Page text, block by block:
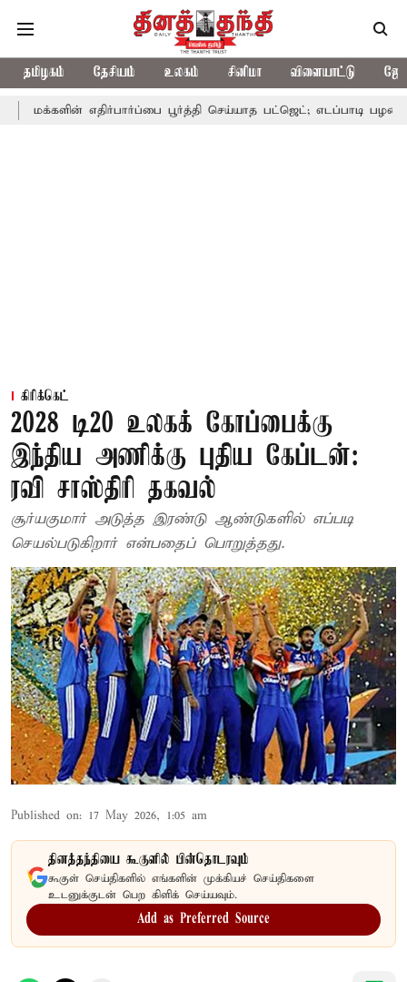
தமிழகம் தேசியம் உலகம் சினிமா விளையாட்டு
பூர்த்தி செய்யாத பட்ஜெட்; எடப்பாடி பழனிசாமி
கிரிக்கெட்
2028 டி20 உலகக் கோப்பைக்கு
இந்திய அணிக்கு புதிய கேப்டன்:
ரவி சாஸ்திரி தகவல்
சூர்யகுமார் அடுத்த இரண்டு ஆண்டுகளில் எப்படி
செயல்படுகிறார் என்பதைப் பொறுத்தது.
Published on: 17 May 2026, 1:05 am
தினத்தந்தியை கூகுளில் பின்தொடரவும்
கூகுள் செய்திகளில் எங்களின் முக்கியச் செய்திகளை
உடனுக்குடன் பெற கிளிக் செய்யவும்.
Add as Preferred Source